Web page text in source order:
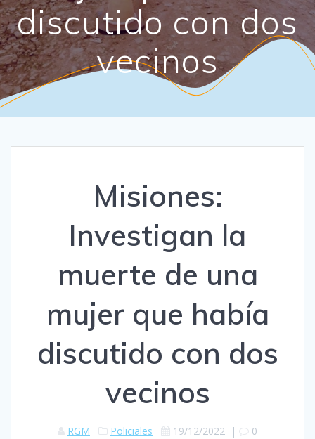
discutido con dos
vecinos
Misiones:
Investigan la
muerte de una
mujer que había
discutido con dos
vecinos
RGM Policiales 19/12/2022 | 0